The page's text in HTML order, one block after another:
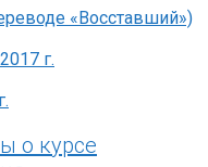
«Восставший»)
г.
о курсе